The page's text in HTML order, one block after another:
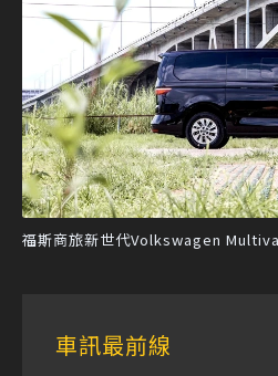
福斯商旅新世代Volkswagen
車訊最前線